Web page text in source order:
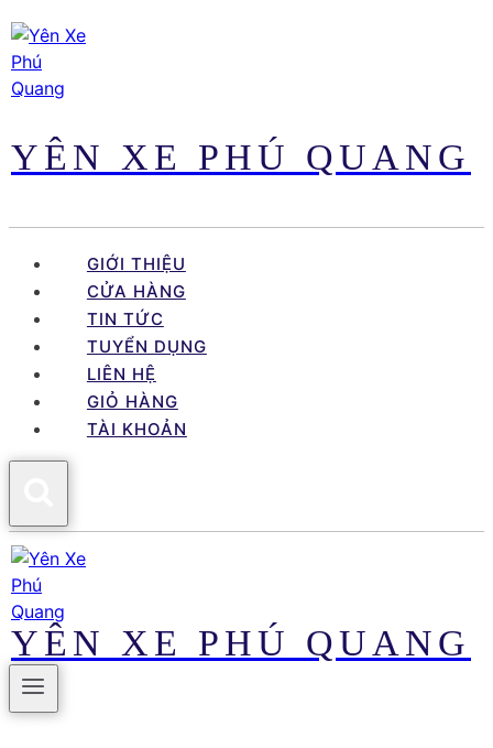
Skip
content
YÊN XE PHÚ QUANG
GIỚI THIỆU
CỬA HÀNG
TIN TỨC
TUYỂN DỤNG
LIÊN HỆ
GIỎ HÀNG
TÀI KHOẢN
YÊN XE PHÚ QUANG